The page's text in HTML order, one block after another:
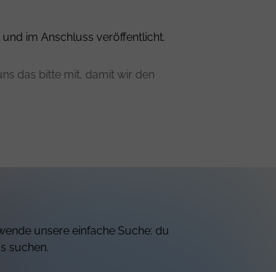
im Anschluss veröffentlicht.
das bitte mit, damit wir den
unsere einfache Suche: du
suchen.